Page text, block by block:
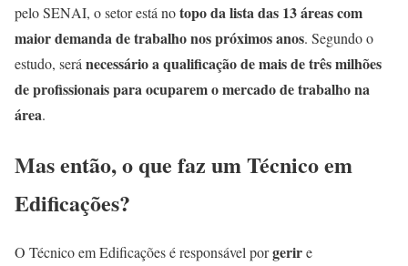
pelo SENAI, o setor está notopo da lista das 13 áreas com
maior demanda de trabalho nos próximos anos. Segundo o
estudo, será necessário a qualificação de mais de três milhões
de profissionais para ocuparem o mercado de trabalho na
área.
Mas então, o que faz um Técnico em
Edificações?
O Técnico em Edificações é responsável porgerire